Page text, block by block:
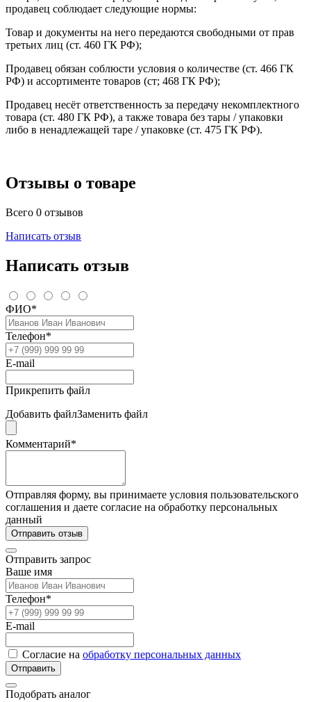
продавец соблюдает следующие нормы:
Товар и документы на него передаются свободными от прав
третьих лиц (ст. 460 ГК РФ);
Продавец обязан соблюсти условия о количестве (ст. 466 ГК
РФ) и ассортименте товаров (ст; 468 ГК РФ);
Продавец несёт ответственность за передачу некомплектного
товара (ст. 480 ГК РФ), а также товара без тары / упаковки
либо в ненадлежащей таре / упаковке (ст. 475 ГК РФ).
Отзывы о товаре
Всего 0 отзывов
Написать отзыв
Написать отзыв
ФИО*
Телефон*
E-mail
Прикрепить файл
Добавить файлЗаменить файл
Комментарий*
Отправляя форму, вы принимаете условия пользовательского
соглашения и даете согласие на обработку персональных
данный
Отправить отзыв
Отправить запрос
Ваше имя
Телефон*
E-mail
Согласие на обработку персональных данных
Отправить
Подобрать аналог